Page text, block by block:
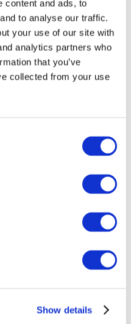
content and ads, to
to analyse our traffic.
your use of our site with
analytics partners who
that you’ve
collected from your use
Show details